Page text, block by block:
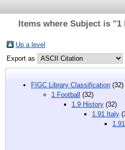
Items where Subject is "1
Up a level
Export as
FIGC Library Classification (32)
1 Football (32)
1.9 History (32)
1.91 Italy